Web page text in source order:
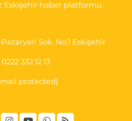
Eskişehir haber platformu.
Sok. No:1 Eskişehir
0222 332 12 13
protected]